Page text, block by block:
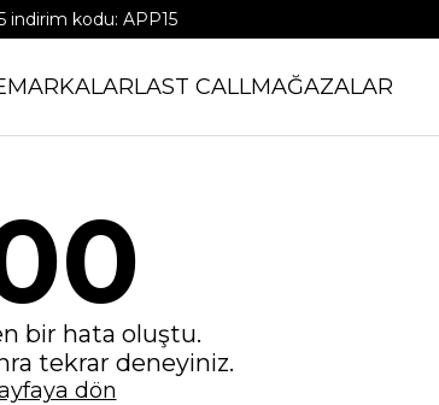
indirim kodu: APP15
MARKALARLAST CALLMAĞAZALAR
bir hata oluştu.
tekrar deneyiniz.
dön